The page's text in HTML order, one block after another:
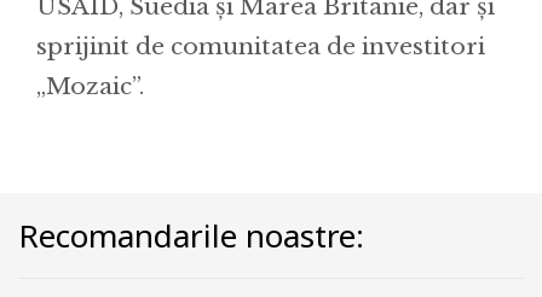
USAID, Suedia și Marea Britanie, dar și
sprijinit de comunitatea de investitori
„Mozaic”.
Recomandarile noastre: